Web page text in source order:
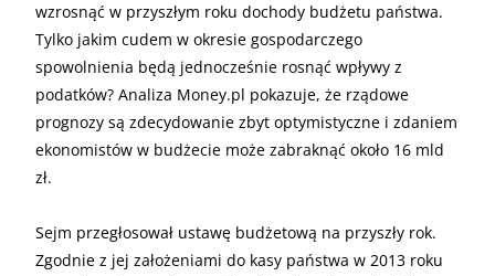
wzrosnąć w przyszłym roku dochody budżetu państwa.
Tylko jakim cudem w okresie gospodarczego
spowolnienia będą jednocześnie rosnąć wpływy z
podatków? Analiza Money.pl pokazuje, że rządowe
prognozy są zdecydowanie zbyt optymistyczne i zdaniem
ekonomistów w budżecie może zabraknąć około 16 mld
zł.
Sejm przegłosował ustawę budżetową na przyszły rok.
Zgodnie z jej założeniami do kasy państwa w 2013 roku